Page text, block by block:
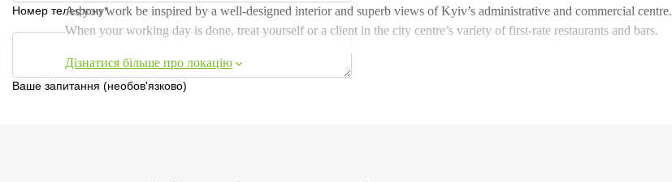
Номер телефону*
Ваше запитання (необов'язково)
As you work be inspired by a well-designed interior and superb views of Kyiv’s administrative and commercial centre.
When your working day is done, treat yourself or a client in the city centre’s variety of first-rate restaurants and bars.
Дізнатися більше про локацію